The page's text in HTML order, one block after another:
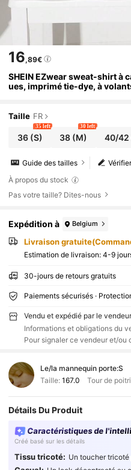
16,89€
SHEIN EZwear sweat-shirt à
ues, imprimé tie-dye, à
Taille FR
36(S)
35 left
38 (M)
30 left
40/42
Guide des tailles
À propos du stock
Pas votre taille? Dites-nous
Expédition à Belgium
Livraison
Estimation de livraison: 4-9
30-jours de retours gratuits
Paiements sécurisés ·
Vendu et expédié par le
Informations et obligations du
Pour signaler ce vendeur et/ou
Le/la mannequin porte:S
Taille: 167.0 Tour de
Détails Du Produit
Caractéristiques de
Créé basé sur les détails
Tissu tricoté: Un toucher